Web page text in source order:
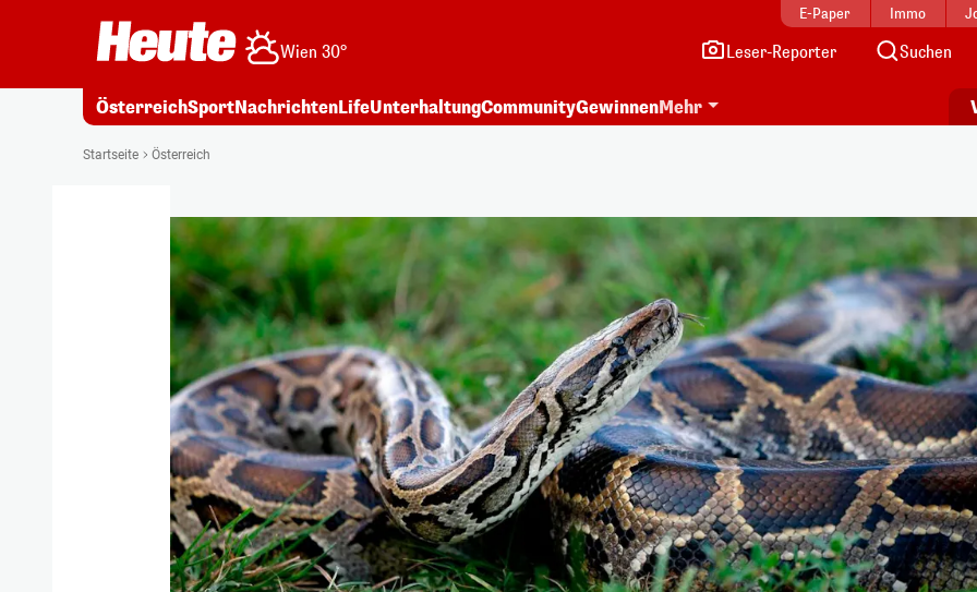
E-Paper Immo
Wien 30° Leser-Reporter Suchen
ÖsterreichSportNachrichtenLifeUnterhaltungCommunityGewinnenMehr
Startseite Österreich